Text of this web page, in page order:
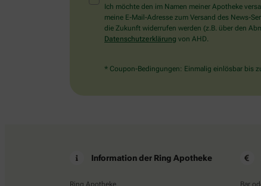
Ich möchte den im Namen meiner Apotheke
meine E-Mail-Adresse zum Versand des News-
die Zukunft widerrufen werden (z.B. über den
Datenschutzerklärung von AHD.
* Coupon-Bedingungen: Einmalig einlösbar bis
Information der Ring Apotheke
Ring Apotheke Bar